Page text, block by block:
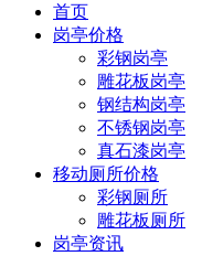
首页
岗亭价格
彩钢岗亭
雕花板岗亭
钢结构岗亭
不锈钢岗亭
真石漆岗亭
移动厕所价格
彩钢厕所
雕花板厕所
岗亭资讯